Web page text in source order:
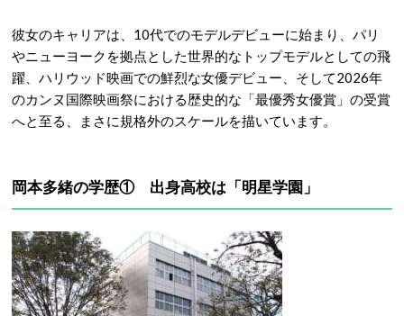
彼女のキャリアは、10代でのモデルデビューに始まり、パリ
やニューヨークを拠点とした世界的なトップモデルとしての飛
躍、ハリウッド映画での鮮烈な女優デビュー、そして2026年
のカンヌ国際映画祭における歴史的な「最優秀女優賞」の受賞
へと至る、まさに規格外のスケールを描いています。
岡本多緒の学歴① 出身高校は「明星学園 」